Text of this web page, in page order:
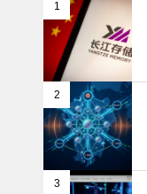
1
2
3